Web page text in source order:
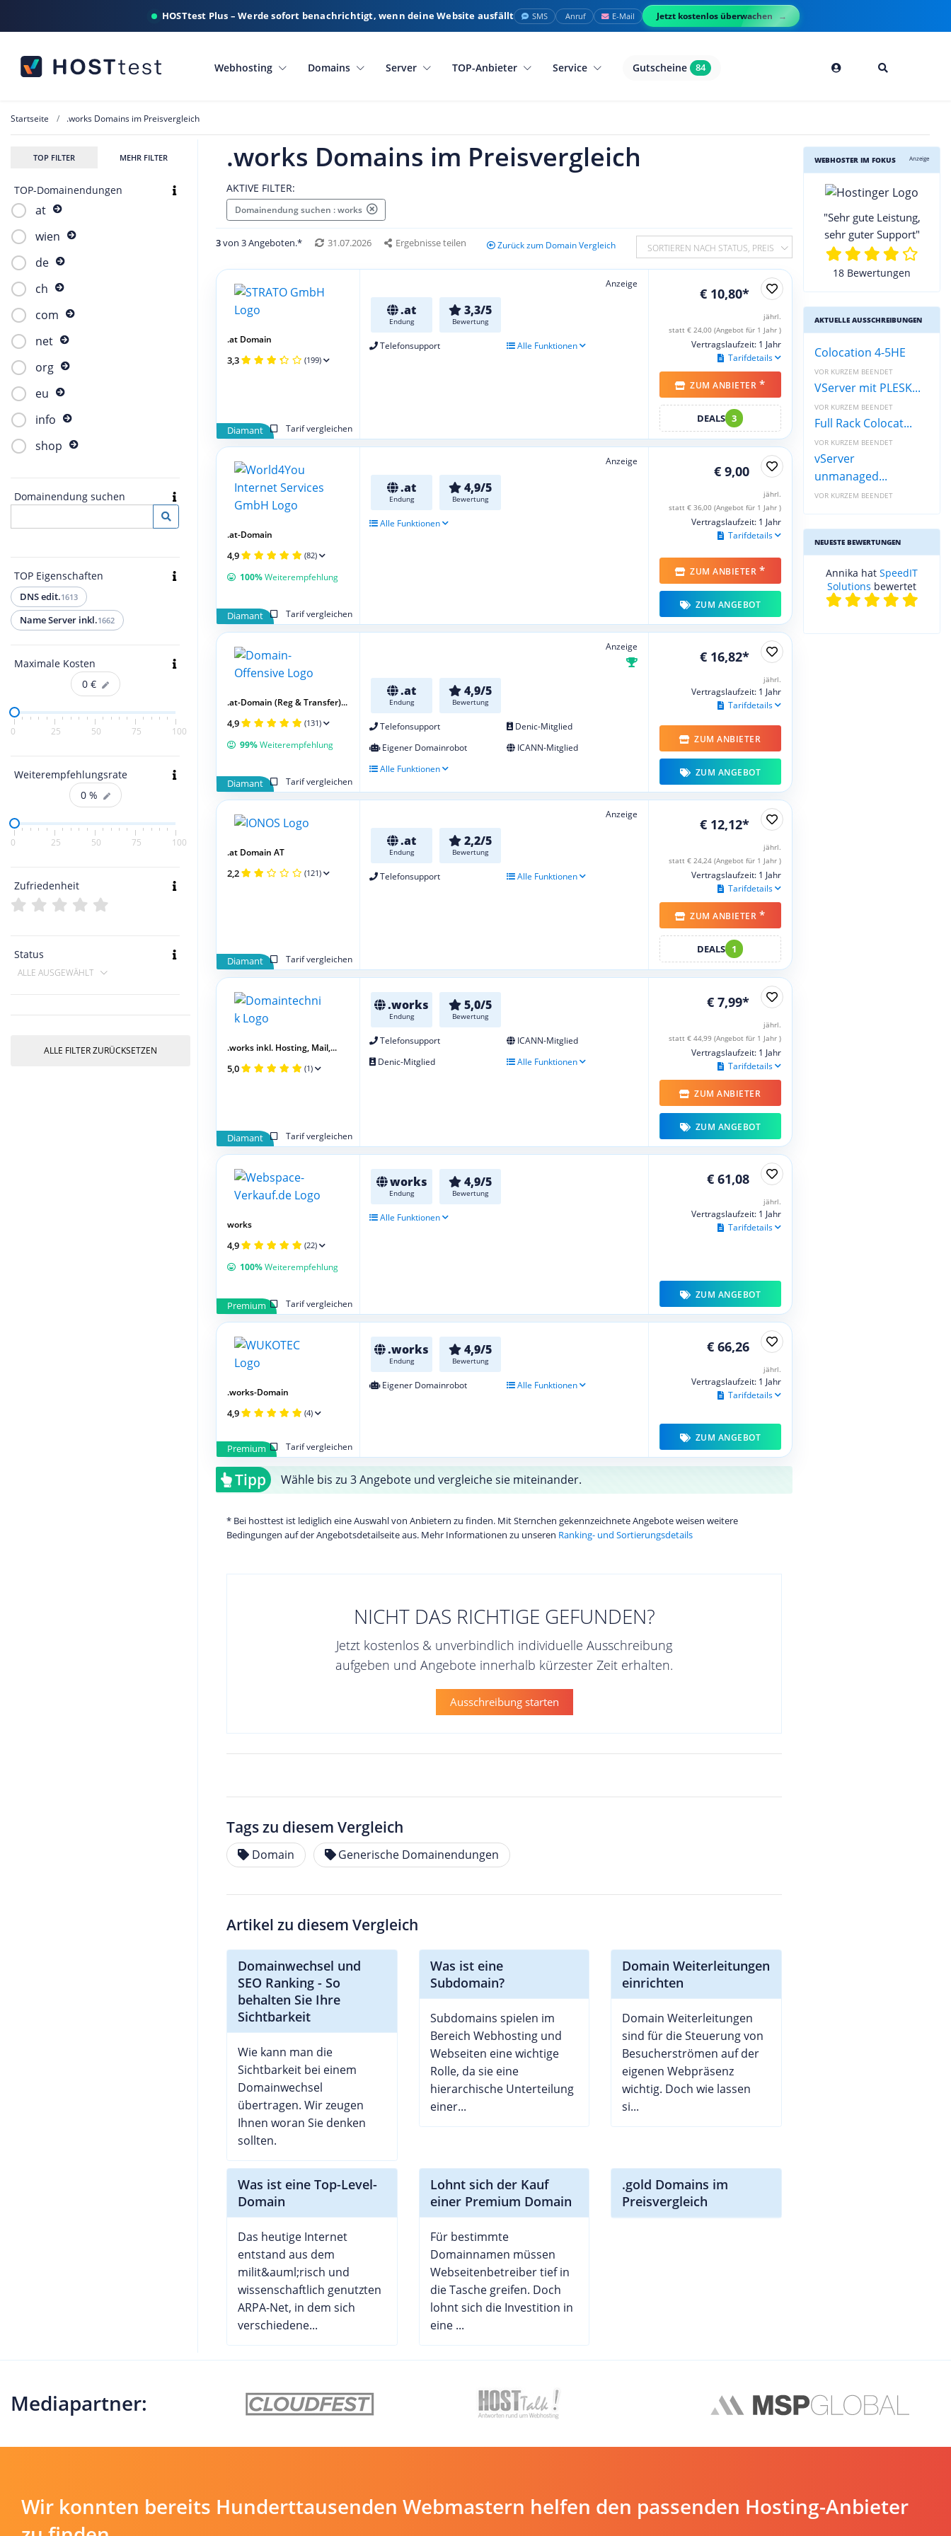
HOSTtest Plus – Werde sofort benachrichtigt, wenn deine Website ausfällt SMS Anruf E-Mail Jetzt kostenlos überwachen
Webhosting Domains Server TOP-Anbieter Service Gutscheine 84
Startseite .works Domains im Preisvergleich
TOP FILTER MEHR FILTER
TOP-Domainendungen
at
wien
de
ch
com
net
org
eu
info
shop
Domainendung suchen
TOP Eigenschaften
DNS edit.1613
Name Server inkl.1662
Maximale Kosten
0 €
0 25 50 75 100
Weiterempfehlungsrate
0 %
0 25 50 75 100
Zufriedenheit
Status
ALLE AUSGEWÄHLT
ALLE FILTER ZURÜCKSETZEN
.works Domains im Preisvergleich
AKTIVE FILTER:
Domainendung suchen : works
3von 3 Angeboten.* 31.07.2026 Ergebnisse teilen Zurück zum Domain Vergleich SORTIEREN NACH STATUS, PREIS
Anzeige
.at
Endung
3,3/5
Bewertung
Telefonsupport Alle Funktionen
Diamant Tarif vergleichen
.at Domain
3,3 (199)
€ 10,80*
jährl.
statt € 24,00 (Angebot für 1 Jahr )
Vertragslaufzeit: 1 Jahr
Tarifdetails
ZUM ANBIETER *
DEALS 3
Anzeige
.at
Endung
4,9/5
Bewertung
Alle Funktionen
Diamant Tarif vergleichen
.at-Domain
4,9 (82)
100%Weiterempfehlung
€ 9,00
jährl.
statt € 36,00 (Angebot für 1 Jahr )
Vertragslaufzeit: 1 Jahr
Tarifdetails
ZUM ANBIETER *
ZUM ANGEBOT
Anzeige
.at
Endung
4,9/5
Bewertung
Telefonsupport
Denic-Mitglied
Eigener Domainrobot
ICANN-Mitglied
Alle Funktionen
Diamant
Tarif vergleichen
.at-Domain (Reg & Transfer)...
4,9 (131)
99%Weiterempfehlung
€ 16,82*
jährl.
Vertragslaufzeit: 1 Jahr
Tarifdetails
ZUM ANBIETER
ZUM ANGEBOT
Anzeige
.at
Endung
2,2/5
Bewertung
Telefonsupport Alle Funktionen
Diamant Tarif vergleichen
.at Domain AT
2,2 (121)
€ 12,12*
jährl.
statt € 24,24 (Angebot für 1 Jahr )
Vertragslaufzeit: 1 Jahr
Tarifdetails
ZUM ANBIETER *
DEALS 1
.works
Endung
5,0/5
Bewertung
Telefonsupport
ICANN-Mitglied
Denic-Mitglied
Alle Funktionen
Diamant Tarif vergleichen
.works inkl. Hosting, Mail,...
5,0 (1)
€ 7,99*
jährl.
statt € 44,99 (Angebot für 1 Jahr )
Vertragslaufzeit: 1 Jahr
Tarifdetails
ZUM ANBIETER
ZUM ANGEBOT
works
Endung
4,9/5
Bewertung
Alle Funktionen
Premium Tarif vergleichen
works
4,9 (22)
100%Weiterempfehlung
€ 61,08
jährl.
Vertragslaufzeit: 1 Jahr
Tarifdetails
ZUM ANGEBOT
.works
Endung
4,9/5
Bewertung
Eigener Domainrobot Alle Funktionen
Premium Tarif vergleichen
.works-Domain
4,9 (4)
€ 66,26
jährl.
Vertragslaufzeit: 1 Jahr
Tarifdetails
ZUM ANGEBOT
Tipp Wähle bis zu 3 Angebote und vergleiche sie miteinander.
* Bei hosttest ist lediglich eine Auswahl von Anbietern zu finden. Mit Sternchen gekennzeichnete Angebote weisen weitere
Bedingungen auf der Angebotsdetailseite aus. Mehr Informationen zu unseren Ranking- und Sortierungsdetails
NICHT DAS RICHTIGE GEFUNDEN?
Jetzt kostenlos & unverbindlich individuelle Ausschreibung
aufgeben und Angebote innerhalb kürzester Zeit erhalten.
Ausschreibung starten
Tags zu diesem Vergleich
Domain Generische Domainendungen
Artikel zu diesem Vergleich
Domainwechsel und
SEO Ranking - So
behalten Sie Ihre
Sichtbarkeit
Wie kann man die
Sichtbarkeit bei einem
Domainwechsel
übertragen. Wir zeugen
Ihnen woran Sie denken
sollten.
Was ist eine
Subdomain?
Subdomains spielen im
Bereich Webhosting und
Webseiten eine wichtige
Rolle, da sie eine
hierarchische Unterteilung
einer...
Domain Weiterleitungen
einrichten
Domain Weiterleitungen
sind für die Steuerung von
Besucherströmen auf der
eigenen Webpräsenz
wichtig. Doch wie lassen
si...
Was ist eine Top-Level-
Domain
Das heutige Internet
entstand aus dem
milit&auml;risch und
wissenschaftlich genutzten
ARPA-Net, in dem sich
verschiedene...
Lohnt sich der Kauf
einer Premium Domain
Für bestimmte
Domainnamen müssen
Webseitenbetreiber tief in
die Tasche greifen. Doch
lohnt sich die Investition in
eine ...
.gold Domains im
Preisvergleich
WEBHOSTER IM FOKUS Anzeige
"Sehr gute Leistung,
sehr guter Support"
18 Bewertungen
AKTUELLE AUSSCHREIBUNGEN
Colocation 4-5HE
VOR KURZEM BEENDET
VServer mit PLESK...
VOR KURZEM BEENDET
Full Rack Colocat...
VOR KURZEM BEENDET
vServer
unmanaged...
VOR KURZEM BEENDET
NEUESTE BEWERTUNGEN
Annika hat SpeedIT
Solutions bewertet
Mediapartner:
Wir konnten bereits Hunderttausenden Webmastern helfen den passenden Hosting-Anbieter